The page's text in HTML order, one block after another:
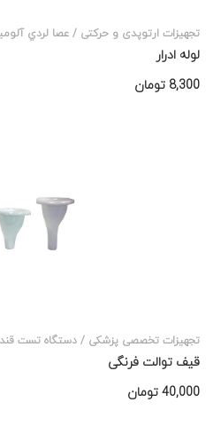
تجهیزات ارتوپدی و حرکتی / عصا لردي
لوله ادرار
8,300 تومان
تجهیزات تخصصی پزشکی / دستگاه تست
قیف توالت فرنگی
40,000 تومان